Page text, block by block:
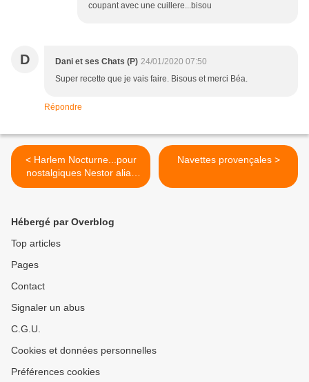
coupant avec une cuillere...bisou
D Dani et ses Chats (P) 24/01/2020 07:50
Super recette que je vais faire. Bisous et merci Béa.
Répondre
< Harlem Nocturne...pour
nostalgiques Nestor alias
Guy Marchand
Navettes provençales >
Hébergé par Overblog
Top articles
Pages
Contact
Signaler un abus
C.G.U.
Cookies et données personnelles
Préférences cookies